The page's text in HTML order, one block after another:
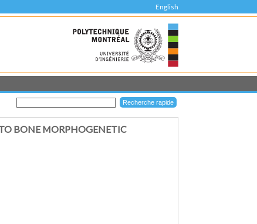
English
BONE MORPHOGENETIC